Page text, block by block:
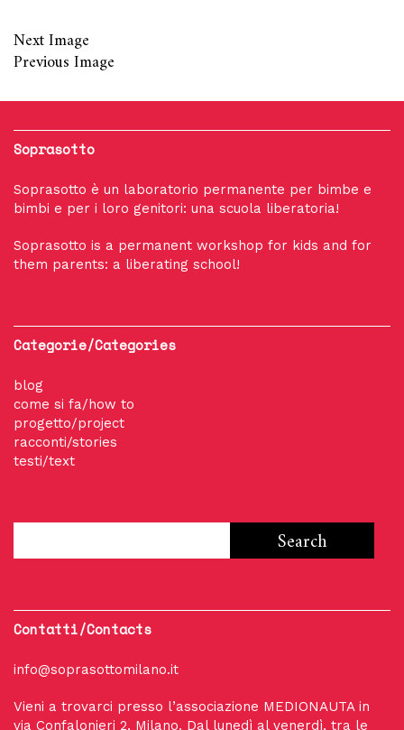
Next Image
Previous Image
Soprasotto
Soprasotto è un laboratorio permanente per bimbe e
bimbi e per i loro genitori: una scuola liberatoria!
Soprasotto is a permanent workshop for kids and for
them parents: a liberating school!
Categorie/Categories
blog
come si fa/how to
progetto/project
racconti/stories
testi/text
Contatti/Contacts
info@soprasottomilano.it
Vieni a trovarci presso l’associazione MEDIONAUTA in
via Confalonieri 2, Milano. Dal lunedì al venerdì, tra le